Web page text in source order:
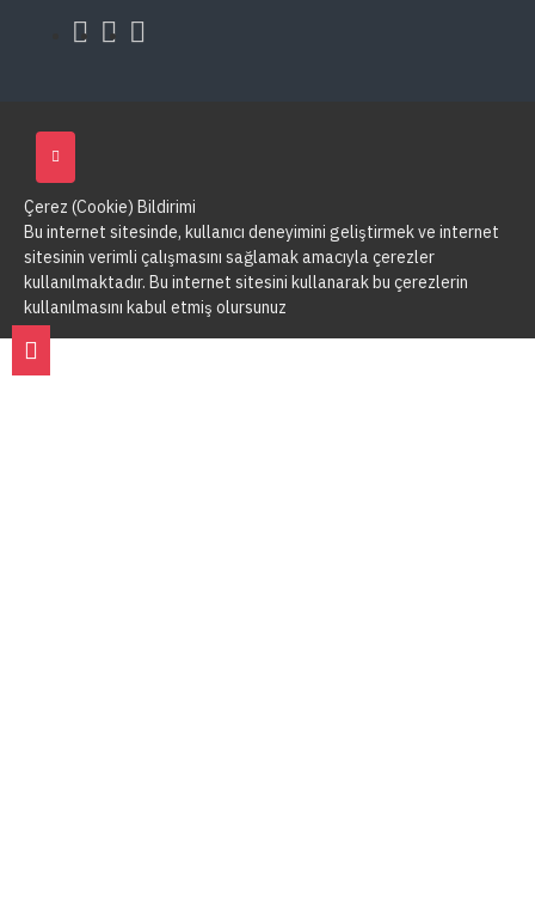
Çerez (Cookie) Bildirimi
Bu internet sitesinde, kullanıcı deneyimini geliştirmek ve internet
sitesinin verimli çalışmasını sağlamak amacıyla çerezler
kullanılmaktadır. Bu internet sitesini kullanarak bu çerezlerin
kullanılmasını kabul etmiş olursunuz